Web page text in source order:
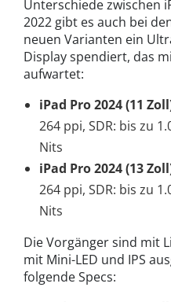
Unterschiede zwischen
2022 gibt es auch bei
neuen Varianten ein
Display spendiert, das
aufwartet:
iPad Pro 2024 (11
264 ppi, SDR: bis zu
Nits
iPad Pro 2024 (13
264 ppi, SDR: bis zu
Nits
Die Vorgänger sind mit
mit Mini-LED und IPS
folgende Specs: